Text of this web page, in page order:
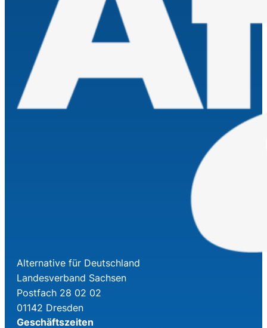
Alternative für Deutschland
Landesverband Sachsen
Postfach 28 02 02
01142 Dresden
Geschäftszeiten